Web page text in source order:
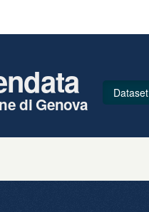
di Genova
Dataset